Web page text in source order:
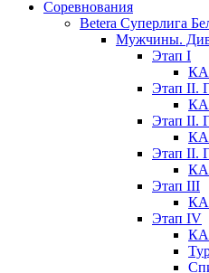
Соревнования
Betera Суперлига
Мужчины.
Этап I
Этап II.
Этап II.
Этап II.
Этап III
Этап IV